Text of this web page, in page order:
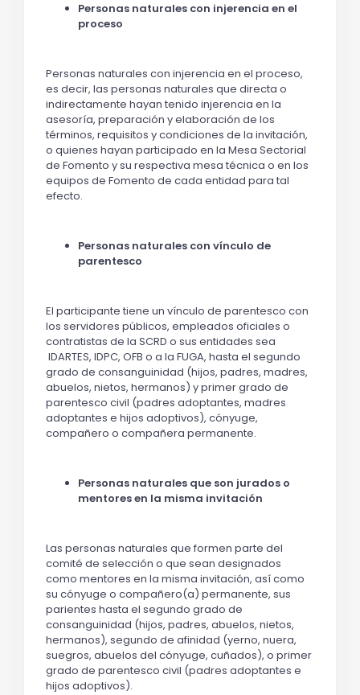
Personas naturales con injerencia en el
proceso
Personas naturales con injerencia en el proceso,
es decir, las personas naturales que directa o
indirectamente hayan tenido injerencia en la
asesoría, preparación y elaboración de los
términos, requisitos y condiciones de la invitación,
o quienes hayan participado en la Mesa Sectorial
de Fomento y su respectiva mesa técnica o en los
equipos de Fomento de cada entidad para tal
efecto.
Personas naturales con vínculo de
parentesco
El participante tiene un vínculo de parentesco con
los servidores públicos, empleados oficiales o
contratistas de la SCRD o sus entidades sea
IDARTES, IDPC, OFB o a la FUGA, hasta el segundo
grado de consanguinidad (hijos, padres, madres,
abuelos, nietos, hermanos) y primer grado de
parentesco civil (padres adoptantes, madres
adoptantes e hijos adoptivos), cónyuge,
compañero o compañera permanente.
Personas naturales que son jurados o
mentores en la misma invitación
Las personas naturales que formen parte del
comité de selección o que sean designados
como mentores en la misma invitación, así como
su cónyuge o compañero(a) permanente, sus
parientes hasta el segundo grado de
consanguinidad (hijos, padres, abuelos, nietos,
hermanos), segundo de afinidad (yerno, nuera,
suegros, abuelos del cónyuge, cuñados), o primer
grado de parentesco civil (padres adoptantes e
hijos adoptivos).